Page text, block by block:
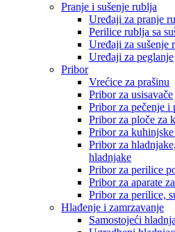
Pranje i sušenje rublja
Uređaji za pranje
Perilice rublja sa
Uređaji za sušenje
Uređaji za peglanje
Pribor
Vrećice za prašinu
Pribor za usisavače
Pribor za pečenje i
Pribor za ploče za
Pribor za kuhinjske
Pribor za
hladnjake
Pribor za perilice
Pribor za aparate
Pribor za perilice,
Hlađenje i zamrzavanje
Samostojeći